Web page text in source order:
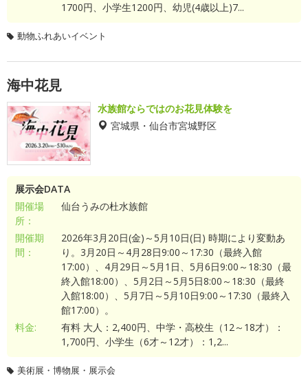
1700円、小学生1200円、幼児(4歳以上)7...
動物ふれあいイベント
海中花見
水族館ならではのお花見体験を
宮城県・仙台市宮城野区
展示会DATA
開催場
所：
仙台うみの杜水族館
開催期
間：
2026年3月20日(金)～5月10日(日) 時期により変動あ
り。3月20日～4月28日9:00～17:30（最終入館
17:00）、4月29日～5月1日、5月6日9:00～18:30（最
終入館18:00）、5月2日～5月5日8:00～18:30（最終
入館18:00）、5月7日～5月10日9:00～17:30（最終入
館17:00）。
料金:
有料 大人：2,400円、中学・高校生（12～18才）：
1,700円、小学生（6才～12才）：1,2...
美術展・博物展・展示会